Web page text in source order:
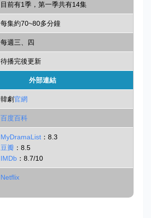
目前有1季，第一季共有14集
每集約70~80多分鐘
每週三、四
待播完後更新
外部連結
韓劇官網
百度百科
MyDramaList ：8.3
豆瓣 ：8.5
IMDb ：8.7/10
Netflix